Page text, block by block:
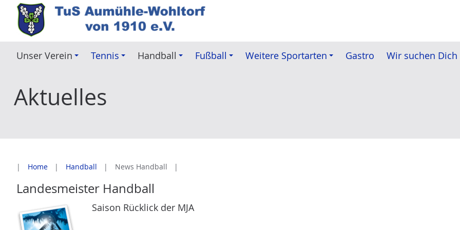
Unser Verein Tennis Handball Fußball Weitere Sportarten Gastro Wir suchen Dich
Aktuelles
Home Handball News Handball
Landesmeister Handball
Saison Rücklick der MJA